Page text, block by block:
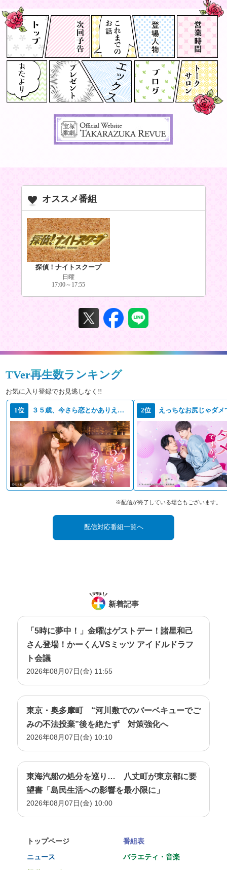
オススメ番組
探偵！ナイトスクープ
日曜
17:00～17:55
TVer再生数ランキング
お気に入り登録でお見逃しなく!!
1位 ３５歳、今さら恋とかありえない 2位 えっちなお尻じゃダメ
※配信が終了している場合もございます。
配信対応番組一覧へ
新着記事
「5時に夢中！」金曜はゲストデー！諸星和己
さん登場！かーくんVSミッツ アイドルドラフ
ト会議
2026年08月07日(金) 11:55
東京・奥多摩町 “河川敷でのバーベキューでご
みの不法投棄”後を絶たず 対策強化へ
2026年08月07日(金) 10:10
東海汽船の処分を巡り… 八丈町が東京都に要
望書「島民生活への影響を最小限に」
2026年08月07日(金) 10:00
トップページ
番組表
ニュース
バラエティ・音楽